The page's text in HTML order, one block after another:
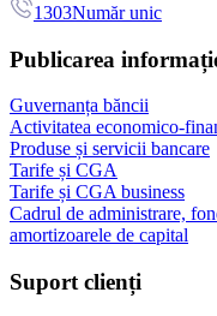
1303Număr unic
Publicarea
Guvernanța băncii
Activitatea economico-
Produse și servicii bancare
Tarife și CGA
Tarife și CGA business
Cadrul de administrare,
amortizoarele de capital
Suport clienți